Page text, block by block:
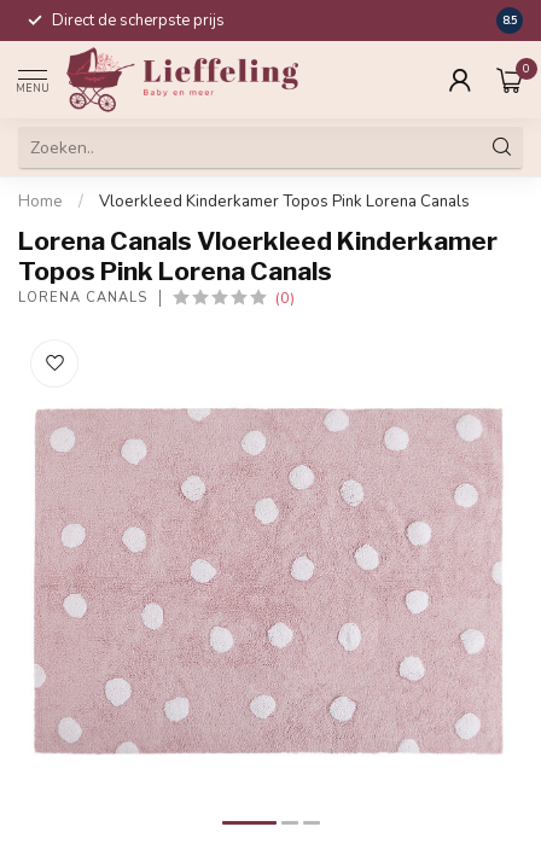
Direct de scherpste prijs 8.5
MENU
0
Home / Vloerkleed Kinderkamer Topos Pink Lorena Canals
Lorena Canals Vloerkleed Kinderkamer
Topos Pink Lorena Canals
LORENA CANALS (0)